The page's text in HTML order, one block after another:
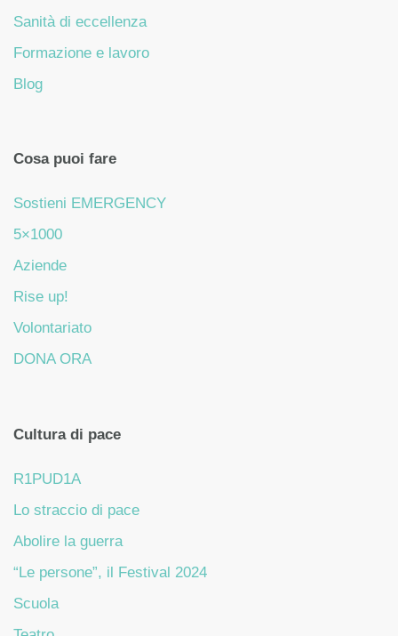
Sanità di eccellenza
Formazione e lavoro
Blog
Cosa puoi fare
Sostieni EMERGENCY
5×1000
Aziende
Rise up!
Volontariato
DONA ORA
Cultura di pace
R1PUD1A
Lo straccio di pace
Abolire la guerra
“Le persone”, il Festival 2024
Scuola